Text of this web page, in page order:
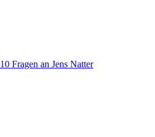
10 Fragen an Jens Natter